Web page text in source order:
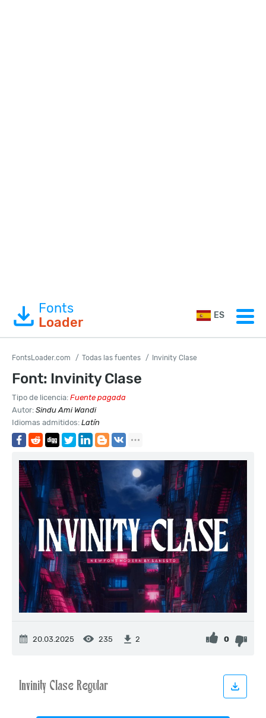
Fonts
Loader
ES
FontsLoader.com Todas las fuentes Invinity Clase
Font: Invinity Clase
Tipo de licencia: Fuente pagada
Autor: Sindu Ami Wandi
Idiomas admitidos: Latín
20.03.2025 235 2 0